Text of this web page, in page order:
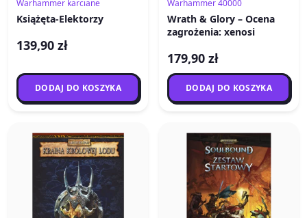
Warhammer karciane
Książęta-Elektorzy
139,90 zł
DODAJ DO KOSZYKA
Warhammer 40000
Wrath & Glory – Ocena
zagrożenia: xenosi
179,90 zł
DODAJ DO KOSZYKA